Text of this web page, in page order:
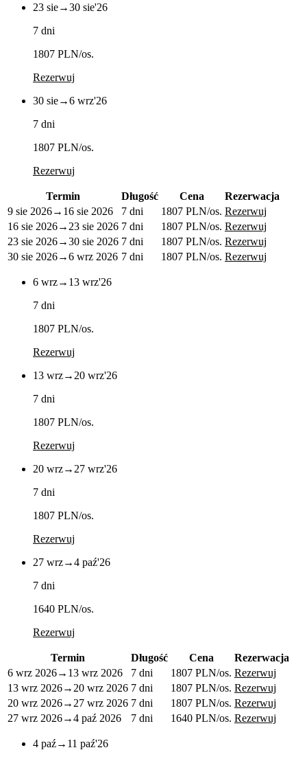
23 sie→30 sie'26
7 dni
1807 PLN/os.
Rezerwuj
30 sie→6 wrz'26
7 dni
1807 PLN/os.
Rezerwuj
Termin Długość Cena
Rezerwacja
9 sie 2026→ 16 sie 2026 7 dni 1807 PLN/os. Rezerwuj
16 sie 2026→ 23 sie 2026 7 dni 1807 PLN/os. Rezerwuj
23 sie 2026→30 sie 2026 7 dni 1807 PLN/os. Rezerwuj
30 sie 2026→6 wrz 2026 7 dni 1807 PLN/os. Rezerwuj
6 wrz→ 13 wrz'26
7 dni
1807 PLN/os.
Rezerwuj
13 wrz→ 20 wrz'26
7 dni
1807 PLN/os.
Rezerwuj
20 wrz→ 27 wrz'26
7 dni
1807 PLN/os.
Rezerwuj
27 wrz→4 paź'26
7 dni
1640 PLN/os.
Rezerwuj
Termin Długość Cena
Rezerwacja
6 wrz 2026→ 13 wrz 2026 7 dni 1807 PLN/os. Rezerwuj
13 wrz 2026→ 20 wrz 2026 7 dni 1807 PLN/os. Rezerwuj
20 wrz 2026→ 27 wrz 2026 7 dni 1807 PLN/os. Rezerwuj
27 wrz 2026→4 paź 2026 7 dni 1640 PLN/os. Rezerwuj
4 paź→ 11 paź'26